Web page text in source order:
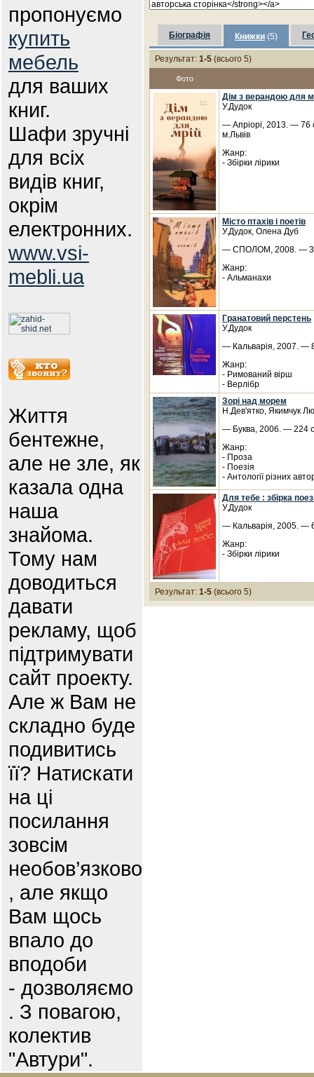
пропонуємо
купить
мебель
для ваших
книг.
Шафи зручні
для всіх
видів книг,
окрім
електронних.
www.vsi-
mebli.ua
Життя
бентежне,
але не зле, як
казала одна
наша
знайома.
Тому нам
доводиться
давати
рекламу, щоб
підтримувати
сайт проекту.
Але ж Вам не
складно буде
подивитись
її? Натискати
на ці
посилання
зовсім
необов’язково
, але якщо
Вам щось
впало до
вподоби
- дозволяємо
. З повагою,
колектив
"Автури".
Біографія Книжки (5)
Результат: 1-5 (всього 5)
Фото
Дім з верандою для
У.Дудок
— Апріорі, 2013. —
м.Львів
Жанр:
- Збірки лірики
Місто птахів і поетів
У.Дудок, Олена Дуб
— СПОЛОМ, 2008. —
Жанр:
- Альманахи
Гранатовий перстень
У.Дудок
— Кальварія, 2007. —
Жанр:
- Римований вірш
- Верлібр
Зорі над морем
Н.Дев'ятко, Якимчук
— Буква, 2006. — 224
Жанр:
- Проза
- Поезія
- Антології різних
Для тебе : збірка
У.Дудок
— Кальварія, 2005. —
Жанр:
- Збірки лірики
Результат: 1-5 (всього 5)